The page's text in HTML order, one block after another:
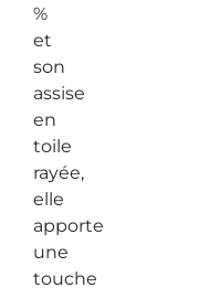
%
et
son
assise
en
toile
rayée,
elle
apporte
une
touche